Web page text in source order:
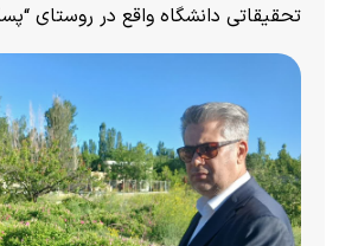
تحقیقاتی دانشگاه واقع در روستای